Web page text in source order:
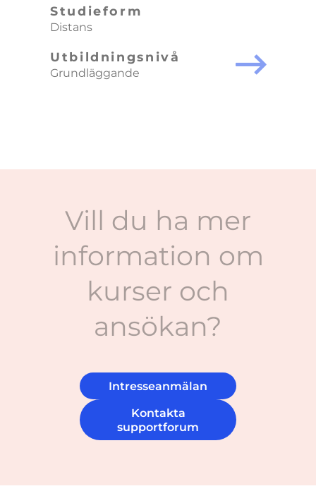
Studieform
Distans
Utbildningsnivå
Grundläggande
Vill du ha mer
information om
kurser och
ansökan?
Intresseanmälan
Kontakta
supportforum